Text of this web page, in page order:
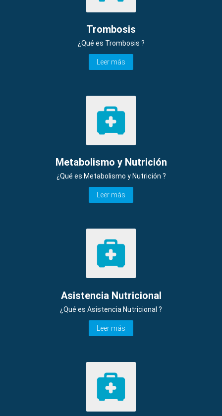
Trombosis
¿Qué es Trombosis ?
Leer más
Metabolismo y Nutrición
¿Qué es Metabolismo y Nutrición ?
Leer más
Asistencia Nutricional
¿Qué es Asistencia Nutricional ?
Leer más